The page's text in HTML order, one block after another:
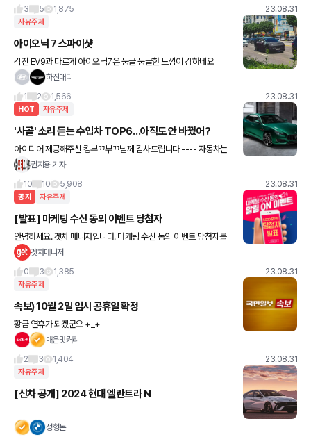
3
5 1,875 23.08.31
자유주제
아이오닉 7 스파이샷
각진 EV9과 다르게 아이오닉7은 둥글 둥글한 느낌이 강하네요
하진대디
1
2 1,566 23.08.31
HOT 자유주제
'사골' 소리 듣는 수입차 TOP6…아직도 안 바꿨어?
아이디어 제공해주신 킹부끄부끄님께 감사드립니다 ---- 자동차는
일정 주기를 갖고 모델 체인지를 단행한다. 보통 신차 출시 후 3~4년
권지용 기자
10
10 5,908 23.08.31
공지 자유주제
[발표] 마케팅 수신 동의 이벤트 당첨자
안녕하세요. 겟차 매니저입니다. 마케팅 수신 동의 이벤트 당첨자를
발표합니다🎉 이벤트에 참여해주신 모든 분들께 감사드립니다. 앞으
겟차매니저
0
3 1,385 23.08.31
자유주제
속보) 10월 2일 임시 공휴일 확정
황금 연휴가 되겠군요 +_+
매운맛커리
2
3 1,404 23.08.31
자유주제
[신차 공개] 2024 현대 엘란트라 N
정형돈